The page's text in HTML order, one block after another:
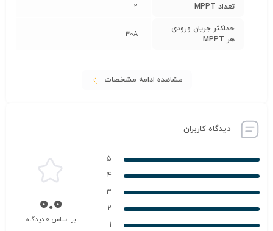
تعداد MPPT 2
حداکثر جریان ورودی
هر MPPT
30A
مشاهده ادامه مشخصات
دیدگاه کاربران
5
4
3
2
1
0.0
بر اساس 0 دیدگاه